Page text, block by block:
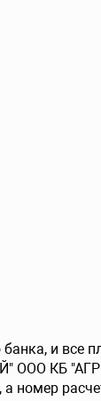
и все
ООО КБ
номер